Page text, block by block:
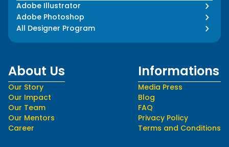
Adobe Illustrator
Adobe Photoshop
All Designer Program
About Us
Our Story
Our Impact
Our Team
Our Mentors
Career
Informations
Media Press
Blog
FAQ
Privacy Policy
Terms and Conditions